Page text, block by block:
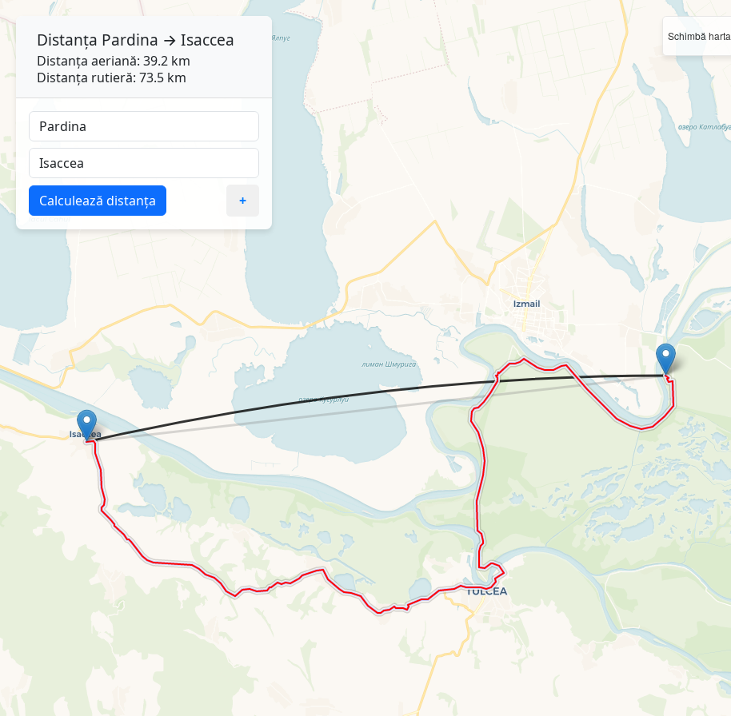
Schimbă harta
Distanța Pardina → Isaccea
Distanța aeriană: 39.2 km
Distanța rutieră: 73.5 km
Calculează distanța +